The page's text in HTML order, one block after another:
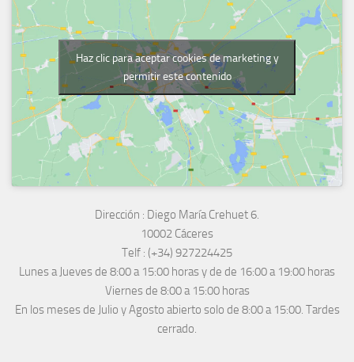
Haz clic para aceptar cookies de marketing y
permitir este contenido
Dirección : Diego María Crehuet 6.
10002 Cáceres
Telf : (+34) 927224425
Lunes a Jueves de 8:00 a 15:00 horas y de de 16:00 a 19:00 horas
Viernes de 8:00 a 15:00 horas
En los meses de Julio y Agosto abierto solo de 8:00 a 15:00. Tardes
cerrado.